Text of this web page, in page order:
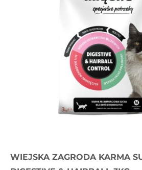
WIEJSKA ZAGRODA KARMA